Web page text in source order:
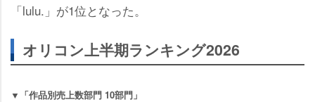
「lulu.」が1位となった。
オリコン上半期ランキング2026
▼「作品別売上数部門 10部門」